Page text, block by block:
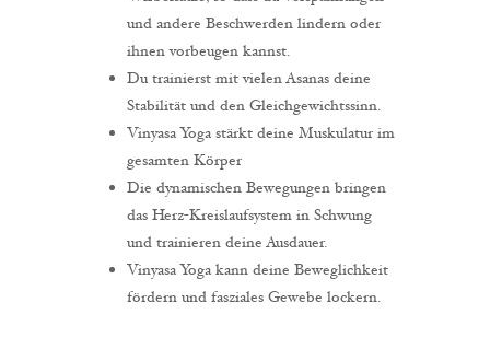
und andere Beschwerden lindern oder
ihnen vorbeugen kannst.
Du trainierst mit vielen Asanas deine
Stabilität und den Gleichgewichtssinn.
Vinyasa Yoga stärkt deine Muskulatur im
gesamten Körper
Die dynamischen Bewegungen bringen
das Herz-Kreislaufsystem in Schwung
und trainieren deine Ausdauer.
Vinyasa Yoga kann deine Beweglichkeit
fördern und fasziales Gewebe lockern.